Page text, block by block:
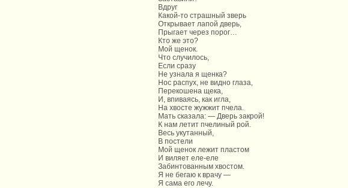
Вдруг
Какой-то страшный зверь
Открывает лапой дверь,
Прыгает через порог…
Кто же это?
Мой щенок.
Что случилось,
Если сразу
Не узнала я щенка?
Нос распух, не видно глаза,
Перекошена щека,
И, впиваясь, как игла,
На хвосте жужжит пчела.
Мать сказала: — Дверь закрой!
К нам летит пчелиный рой.
Весь укутанный,
В постели
Мой щенок лежит пластом
И виляет еле-еле
Забинтованным хвостом.
Я не бегаю к врачу —
Я сама его лечу.